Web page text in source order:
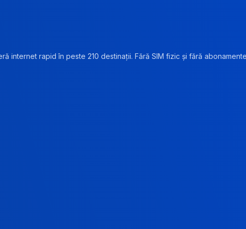
internet rapid în peste 210 destinații. Fără SIM fizic și fără